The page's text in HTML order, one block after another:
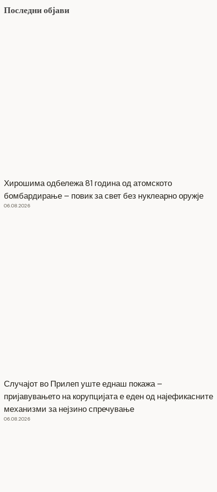
Последни објави
Хирошима одбележа 81 година од атомското
бомбардирање – повик за свет без нуклеарно оружје
06.08.2026
Случајот во Прилеп уште еднаш покажа –
пријавувањето на корупцијата е еден од најефикасните
механизми за нејзино спречување
06.08.2026